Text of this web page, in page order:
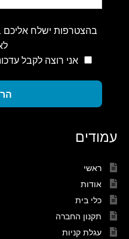
בהצטרפות ישלח
אני רוצה לקבל
עמודים
ראשי
אודות
כלי בית
תקנון החברה
עגלת קניות